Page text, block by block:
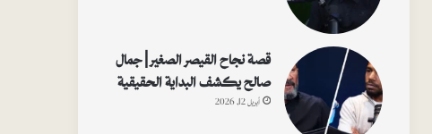
قصة نجاح القيصر الصغير | جمال
صالح يكشف البداية الحقيقية
أبريل 12, 2026